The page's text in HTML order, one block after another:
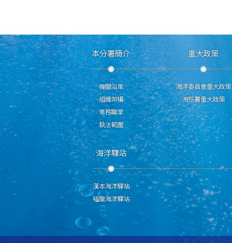
本分署簡介
機關沿革
組織架構
業務職掌
執法範圍
重大政策
海洋委員會重大政策
海巡署重大政策
海洋驛站
漢本海洋驛站
福龍海洋驛站